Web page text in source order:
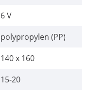
6 V
polypropylen (PP)
140 x 160
15-20